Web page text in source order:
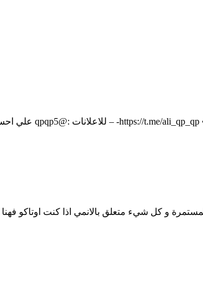
و كل شيء متعلق بالانمي اذا كنت اوتاكو فهنا